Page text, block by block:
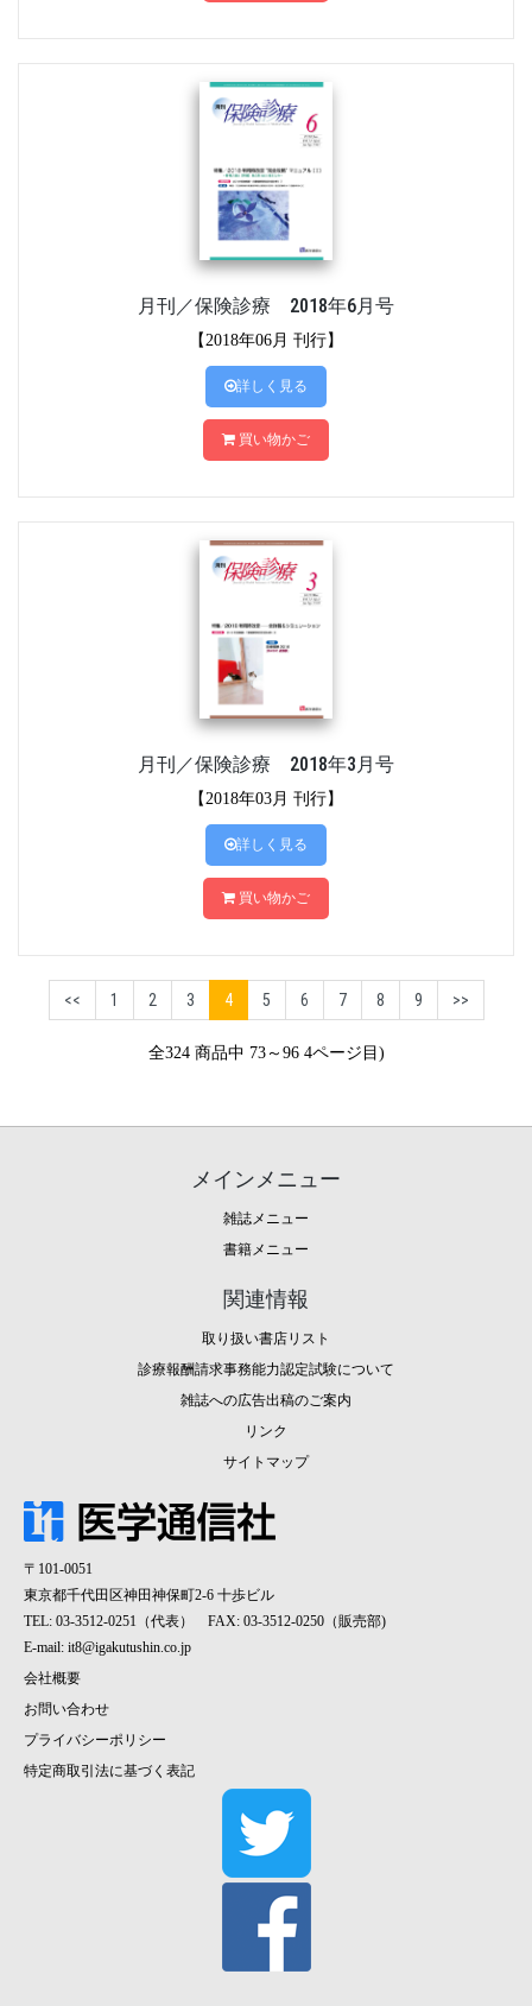
月刊／保険診療 2018年6月号
【2018年06月 刊行】
詳しく見る
買い物かご
月刊／保険診療 2018年3月号
【2018年03月 刊行】
詳しく見る
買い物かご
<< 1 2 3 4 5 6 7 8 9 >>
全324 商品中 73～96 4ページ目)
メインメニュー
雑誌メニュー
書籍メニュー
関連情報
取り扱い書店リスト
診療報酬請求事務能力認定試験について
雑誌への広告出稿のご案内
リンク
サイトマップ
〒101-0051
東京都千代田区神田神保町2-6 十歩ビル
TEL: 03-3512-0251（代表） FAX: 03-3512-0250（販売部)
E-mail: it8@igakutushin.co.jp
会社概要
お問い合わせ
プライバシーポリシー
特定商取引法に基づく表記